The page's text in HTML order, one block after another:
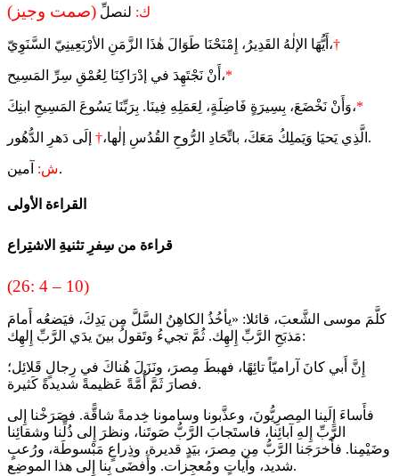
ك: لنصلِّ (صمت وجيز)
أَيُّهَا الإلٰهُ القَدِيرُ، إِمْنَحْنَا طَوَالَ هٰذَا الزَّمَنِ الأرْبَعِينِيّ السَّنَوِيّ،†
أَنْ نَجْتَهِدَ في إدْرَاكِنَا لِعُمْقِ سِرِّ المَسِيح،*
وَأَنْ نَخْضَعَ، بِسِيرَةٍ فَاضِلَةٍ، لِعَمَلِهِ فِينَا. بِرَبِّنَا يَسُوعَ المَسِيحِ ابنِكَ،*
الَّذِي يَحيَا وَيَملِكُ مَعَكَ، باتِّحَادِ الرُّوحِ القُدُسِ إلٰها،† إلَى دَهرِ الدُّهُور.
ش:آمين.
القراءة الأولى
قراءة من سِفرِ تثنيةِ الاشتِراع
(26: 4 – 10)
كلَّمَ موسى الشَّعبَ، قائلا: «يأخُذُ الكاهِنُ السَّلَّ مِن يَدِكَ، فيَضعُه أَمامَ
مَذبَحِ الرَّبِّ إِلهِك. ثُمَّ تجيءُ وتَقولُ بينَ يدَي الرَّبِّ إِلهِك:
إِنَّ أَبي كانَ آراميّاً تائِهًا، فهبطَ مِصرَ، ونَزَلَ هُناكَ في رِجالٍ قَلائِل؛
فصارَ ثَمَّ أُمَّةً عَظيمةً شديدةً كَثيرة.
فأَساءَ إِلَينا المِصرِيُّونَ، وعذَّبونا وسامونا خِدمةً شاقًّة. فصَرَخْنا إِلى
الرَّبِّ إِلهِ آبائِنا، فاستَجابَ الرَّبُّ صَوتَنا، ونظرَ إِلى ذُلِّنا وشقائِنا
وضَيْمِنا. فأَخرَجَنا الرَّبُّ مِن مِصرَ، بيَدٍ قديرة، وذِراعٍ مَبْسوطَة، ورُعبٍ
شديد، وآياتٍ ومُعجِزات. وأَفضَى بِنا إِلى هذا الموضِع.